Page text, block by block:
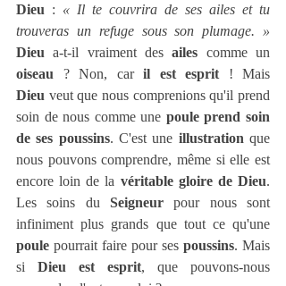
Dieu : « Il te couvrira de ses ailes et tu
Dieu a-t-il vraiment des ailes
oiseau ? Non, car il est esprit
Dieu veut que nous comprenions qu'il prend
soin de nous comme une poule prend soin
de ses poussins. C'est une illustration que
nous pouvons comprendre, même si elle est
encore loin de la véritable gloire de Dieu.
Les soins du Seigneur pour nous sont
poule pourrait faire pour ses poussins. Mais
si Dieu est esprit, que pouvons-nous